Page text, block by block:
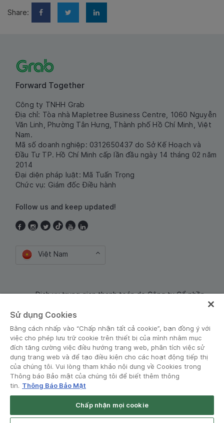
Share:
Forward Together
Công ty TNHH Grab
Địa chỉ: Tòa nhà Mapletree Business Centre, 1060 Nguyễn
Văn Linh, Phường Tân Hưng, Thành phố Hồ Chí Minh, Việt
Nam.
Mã số doanh nghiệp: 0312650437 do Sở Kế Hoạch và
Đầu Tư TP. Hồ Chí Minh cấp lần đầu ngày 14 tháng 02 năm
2014
Đại diện pháp luật: Mã Tuấn Trọng
Chức vụ: Giám đốc Điều hành
Follow us and keep updated!
Việt Nam
Dịch vụ trung gian thanh toán do Công ty Cổ phần
Điều khoản và Chính sách
© Grab 2010 - 2026
Sử dụng Cookies
Bằng cách nhấp vào “Chấp nhận tất cả cookie”, bạn đồng ý với
việc cho phép lưu trữ cookie trên thiết bị của mình nhằm mục
đích tăng cường việc điều hướng trang web, phân tích việc sử
dụng trang web và để tạo điều kiện cho các hoạt động tiếp thị
của chúng tôi. Vui lòng tham khảo nội dung về Cookies trong
Thông báo Bảo mật của chúng tôi để biết thêm thông
tin. Thông Báo Bảo Mật
Chấp nhận mọi cookie